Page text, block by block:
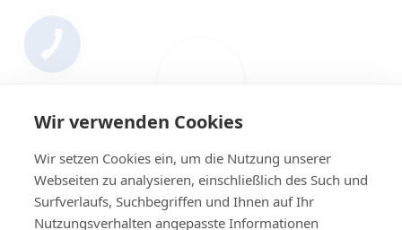
Wir verwenden Cookies
Wir setzen Cookies ein, um die Nutzung unserer
Webseiten zu analysieren, einschließlich des Such und
Surfverlaufs, Suchbegriffen und Ihnen auf Ihr
Nutzungsverhalten angepasste Informationen